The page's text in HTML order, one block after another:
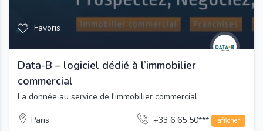
Favoris
Data-B – logiciel dédié à l’immobilier
commercial
La donnée au service de l'immobilier commercial
Paris +33 6 65 50*** afficher